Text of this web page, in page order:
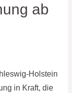
ab
Holstein
in Kraft, die